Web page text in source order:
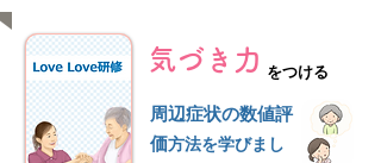
をつける
気づき力
周辺症状の数値評
価方法を学びまし